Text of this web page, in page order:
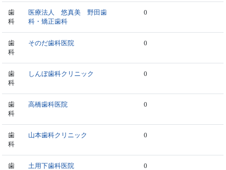
歯
科
医療法人 悠真美 野田歯
科・矯正歯科
0
歯
科
そのだ歯科医院 0
歯
科
しんぼ歯科クリニック 0
歯
科
高橋歯科医院 0
歯
科
山本歯科クリニック 0
歯
土用下歯科医院 0